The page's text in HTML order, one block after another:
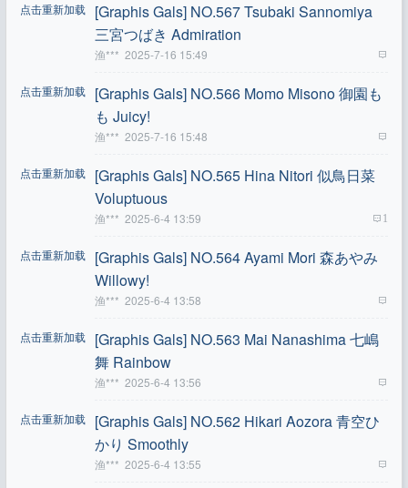
点击重新加载
[Graphis Gals] NO.567 Tsubaki Sannomiya
三宮つばき Admiration
渔*** 2025-7-16 15:49
点击重新加载
[Graphis Gals] NO.566 Momo Misono 御園も
も Juicy!
渔*** 2025-7-16 15:48
点击重新加载
[Graphis Gals] NO.565 Hina Nitori 似鳥日菜
Voluptuous
渔*** 2025-6-4 13:59 1
点击重新加载
[Graphis Gals] NO.564 Ayami Mori 森あやみ
Willowy!
渔*** 2025-6-4 13:58
点击重新加载
[Graphis Gals] NO.563 Mai Nanashima 七嶋
舞 Rainbow
渔*** 2025-6-4 13:56
点击重新加载
[Graphis Gals] NO.562 Hikari Aozora 青空ひ
かり Smoothly
渔*** 2025-6-4 13:55